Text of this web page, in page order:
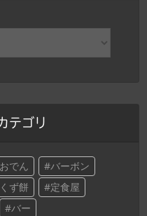
テゴリ
おでん
バーボン
くず餅
定食屋
バー